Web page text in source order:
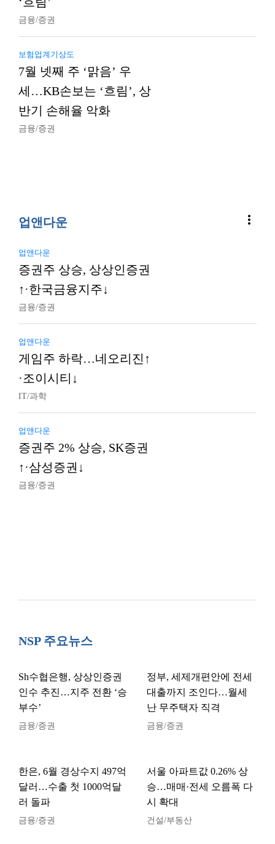
금융/증권
보험업계기상도
7월 넷째 주 ‘맑음’ 우
세…KB손보는 ‘흐림’, 상
반기 손해율 악화
금융/증권
업앤다운 more_vert
업앤다운
증권주 상승, 상상인증권
↑·한국금융지주↓
금융/증권
업앤다운
게임주 하락…네오리진↑
·조이시티↓
IT/과학
업앤다운
증권주 2% 상승, SK증권
↑·삼성증권↓
금융/증권
NSP 주요뉴스
Sh수협은행, 상상인증권
인수 추진…지주 전환 ‘승
부수’
금융/증권
정부, 세제개편안에 전세
대출까지 조인다…월세
난 무주택자 직격
금융/증권
한은, 6월 경상수지 497억
달러…수출 첫 1000억달
러 돌파
금융/증권
서울 아파트값 0.26% 상
승…매매·전세 오름폭 다
시 확대
건설/부동산